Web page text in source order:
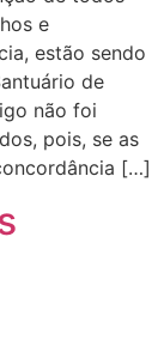
e
estão sendo
de
não foi
pois, se as
[…]